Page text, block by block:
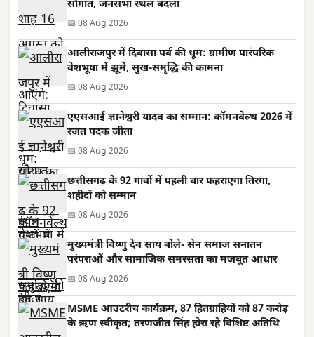
सौगात, जनसभा स्थल बदला
📅 08 Aug 2026
आलीराजपुर में दिवासा पर्व की धूम: ग्रामीण पारंपरिक
वेशभूषा में झूमे, सुख-समृद्धि की कामना
📅 08 Aug 2026
एएसआई ज्ञानेश्वरी यादव का सम्मान: कॉमनवेल्थ 2026 में
रजत पदक जीता
📅 08 Aug 2026
छत्तीसगढ़ के 92 गांवों में पहली बार फहराएगा तिरंगा,
शहीदों को सम्मान
📅 08 Aug 2026
मुख्यमंत्री विष्णु देव साय बोले- सेन समाज सनातन
परंपराओं और सामाजिक समरसता का मजबूत आधार
📅 08 Aug 2026
MSME आउटरीच कार्यक्रम, 87 हितग्राहियों को 87 करोड़
के ऋण स्वीकृत; तरणजीत सिंह होरा रहे विशिष्ट अतिथि